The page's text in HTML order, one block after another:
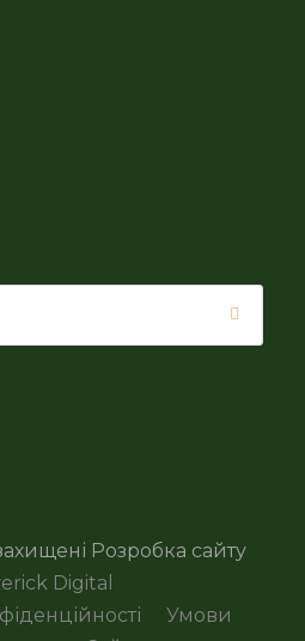
Розробка сайту
Digital
Умови